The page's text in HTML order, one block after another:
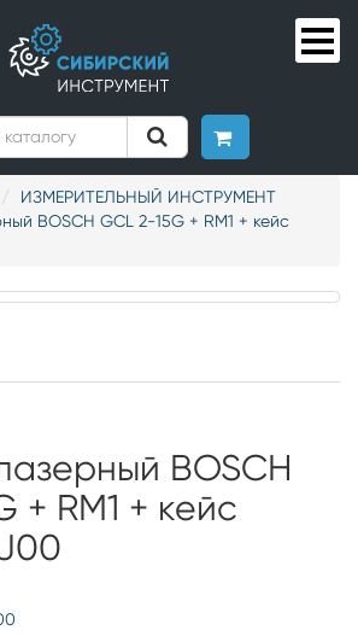
ИЗМЕРИТЕЛЬНЫЙ ИНСТРУМЕНТ
BOSCH GCL 2-15G + RM1 + кейс
BOSCH
+ RM1 + кейс